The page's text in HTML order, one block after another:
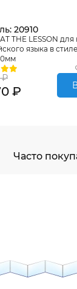
20910
THE LESSON для
языка в
₽
₽
Часто